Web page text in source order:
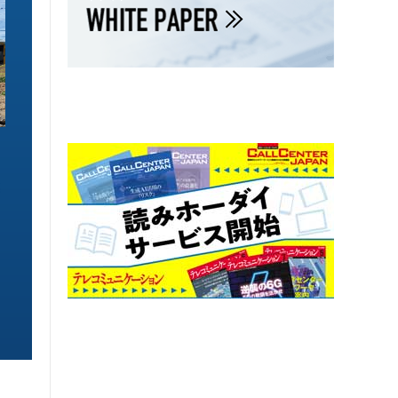
ソリューション特集
イーサネットで作るGPUネットワー
ク 間近に迫る1.6TbE時代とローカ
ルLLMに備えを
ソリューション特集
6GHz帯Wi-Fiは「
末」で Wi-Fi 7へ
こう